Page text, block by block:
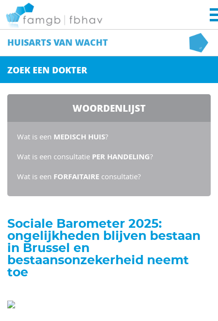
Sociale Barometer 2025:
ongelijkheden blijven bestaan
in Brussel en
bestaansonzekerheid neemt
toe
HUISARTSVAN WACHT
ZOEK EEN DOKTER
WOORDENLIJST
Wat is een MEDISCH HUIS?
Wat is een consultatie PER HANDELING?
Wat is een FORFAITAIRE consultatie?